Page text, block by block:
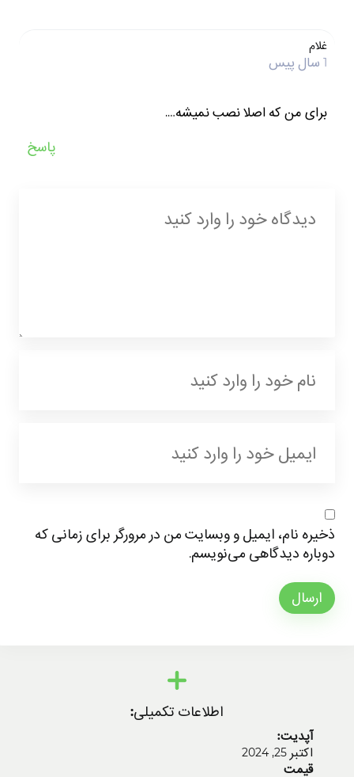
غلام
1 سال پیس
برای من که اصلا نصب نمیشه….
پاسخ
ذخیره نام، ایمیل و وبسایت من در مرورگر برای زمانی که
دوباره دیدگاهی می‌نویسم.
ارسال
اطلاعات تکمیلی:
آپدیت:
اکتبر 25, 2024
قیمت